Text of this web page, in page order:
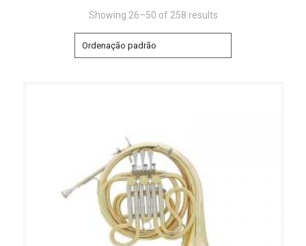
Showing 26–50 of 258 results